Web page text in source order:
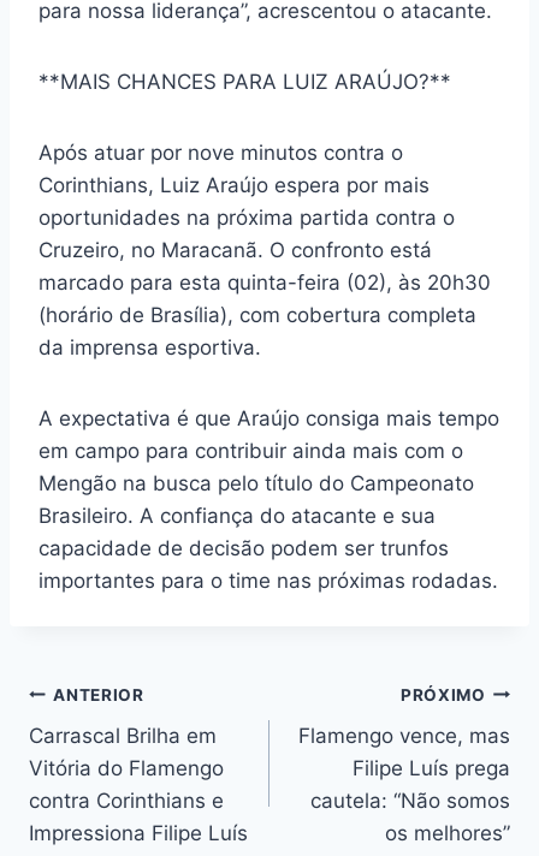
para nossa liderança”, acrescentou o atacante.
**MAIS CHANCES PARA LUIZ ARAÚJO?**
Após atuar por nove minutos contra o
Corinthians, Luiz Araújo espera por mais
oportunidades na próxima partida contra o
Cruzeiro, no Maracanã. O confronto está
marcado para esta quinta-feira (02), às 20h30
(horário de Brasília), com cobertura completa
da imprensa esportiva.
A expectativa é que Araújo consiga mais tempo
em campo para contribuir ainda mais com o
Mengão na busca pelo título do Campeonato
Brasileiro. A confiança do atacante e sua
capacidade de decisão podem ser trunfos
importantes para o time nas próximas rodadas.
Navegação
de
Post
ANTERIOR
Carrascal Brilha em
Vitória do Flamengo
contra Corinthians e
Impressiona Filipe Luís
PRÓXIMO
Flamengo vence, mas
Filipe Luís prega
cautela: “Não somos
os melhores”